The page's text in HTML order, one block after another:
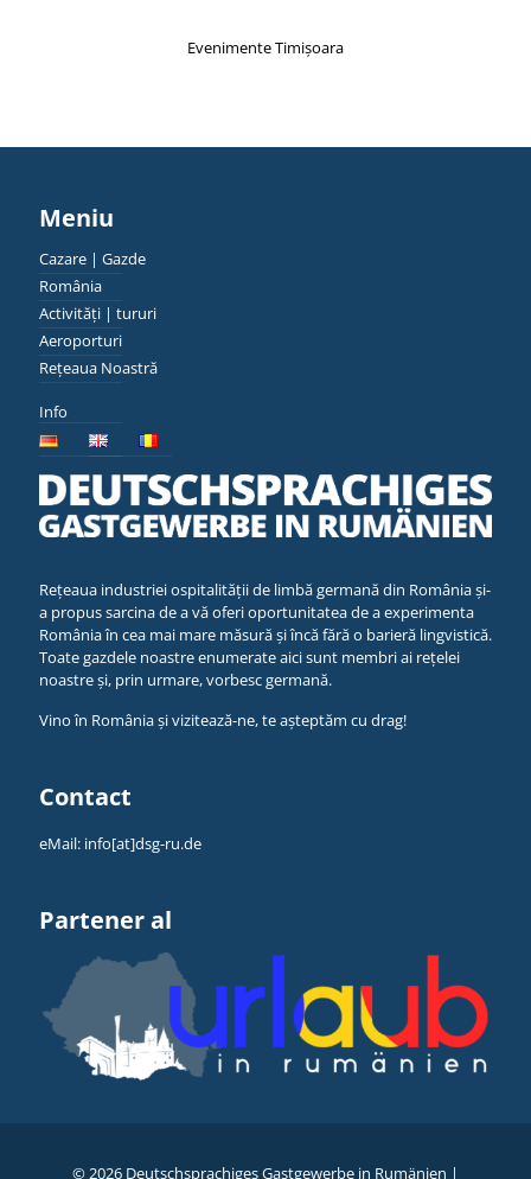
Evenimente Timişoara
Meniu
Cazare | Gazde
România
Activități | tururi
Aeroporturi
Rețeaua Noastră
Info
Rețeaua industriei ospitalității de limbă germană din România și-
a propus sarcina de a vă oferi oportunitatea de a experimenta
România în cea mai mare măsură și încă fără o barieră lingvistică.
Toate gazdele noastre enumerate aici sunt membri ai rețelei
noastre și, prin urmare, vorbesc germană.
Vino în România și vizitează-ne, te așteptăm cu drag!
Contact
eMail: info[at]dsg-ru.de
Partener al
©2026 Deutschsprachiges Gastgewerbe in Rumänien |